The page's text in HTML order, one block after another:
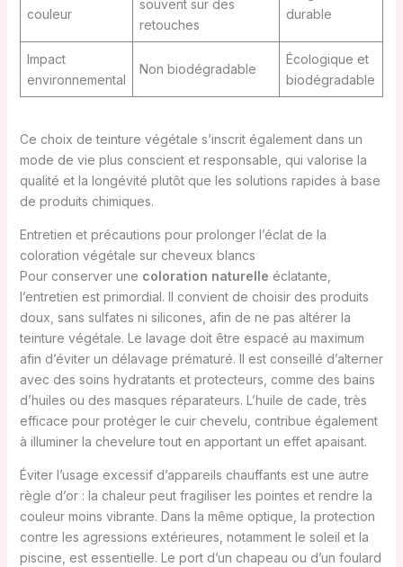
couleur
souvent sur des
retouches
durable
Impact
environnemental
Non biodégradable
Écologique et
biodégradable
Ce choix de teinture végétale s’inscrit également dans un
mode de vie plus conscient et responsable, qui valorise la
qualité et la longévité plutôt que les solutions rapides à base
de produits chimiques.
Entretien et précautions pour prolonger l’éclat de la
coloration végétale sur cheveux blancs
Pour conserver une coloration naturelle éclatante,
l’entretien est primordial. Il convient de choisir des produits
doux, sans sulfates ni silicones, afin de ne pas altérer la
teinture végétale. Le lavage doit être espacé au maximum
afin d’éviter un délavage prématuré. Il est conseillé d’alterner
avec des soins hydratants et protecteurs, comme des bains
d’huiles ou des masques réparateurs. L’huile de cade, très
efficace pour protéger le cuir chevelu, contribue également
à illuminer la chevelure tout en apportant un effet apaisant.
Éviter l’usage excessif d’appareils chauffants est une autre
règle d’or : la chaleur peut fragiliser les pointes et rendre la
couleur moins vibrante. Dans la même optique, la protection
contre les agressions extérieures, notamment le soleil et la
piscine, est essentielle. Le port d’un chapeau ou d’un foulard